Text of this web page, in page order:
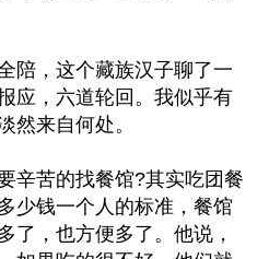
陪，这个藏族汉子聊了一
应，六道轮回。我似乎有
然来自何处。
辛苦的找餐馆?其实吃团餐
少钱一个人的标准，餐馆
了，也方便多了。他说，